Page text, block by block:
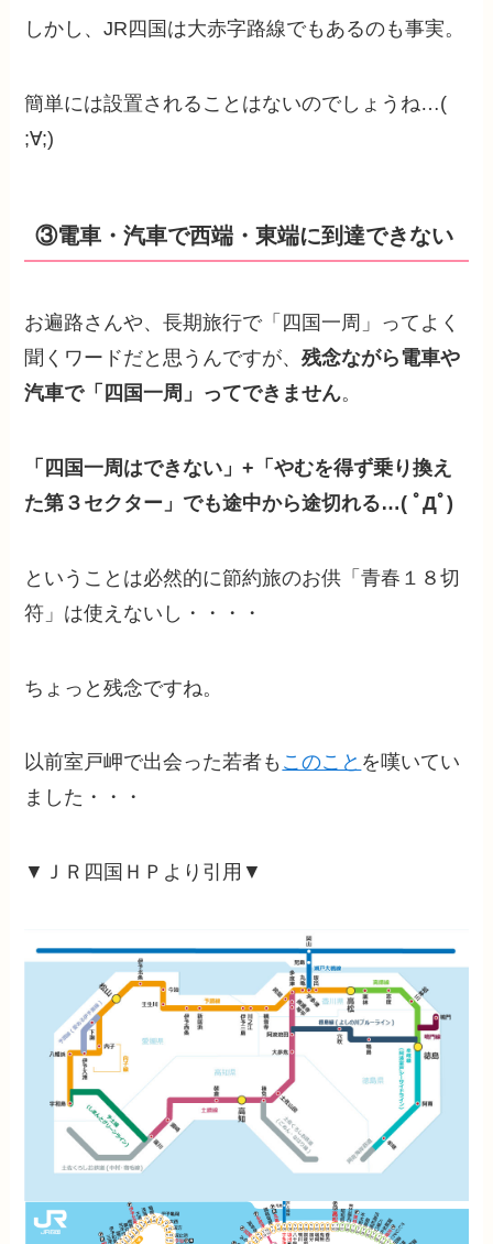
しかし、JR四国は大赤字路線でもあるのも事実。
簡単には設置されることはないのでしょうね…(
;∀;)
③電車・汽車で西端・東端に到達できない
お遍路さんや、長期旅行で「四国一周」ってよく
聞くワードだと思うんですが、残念ながら電車や
汽車で「四国一周」 ってできません。
「四国一周はできない」+「やむを得ず乗り換え
た第３セクター」 でも途中から途切れる…( ﾟДﾟ)
ということは必然的に節約旅のお供「青春１８切
符」は使えないし・・・・
ちょっと残念ですね。
以前室戸岬で出会った若者も このこと を嘆いてい
ました・・・
▼ＪＲ四国ＨＰより引用▼